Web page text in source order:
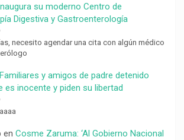
su moderno Centro de
Digestiva y Gastroenterología
necesito agendar una cita con algún médico
Familiares y amigos de padre detenido
es inocente y piden su libertad
en Cosme Zaruma: ‘Al Gobierno Nacional